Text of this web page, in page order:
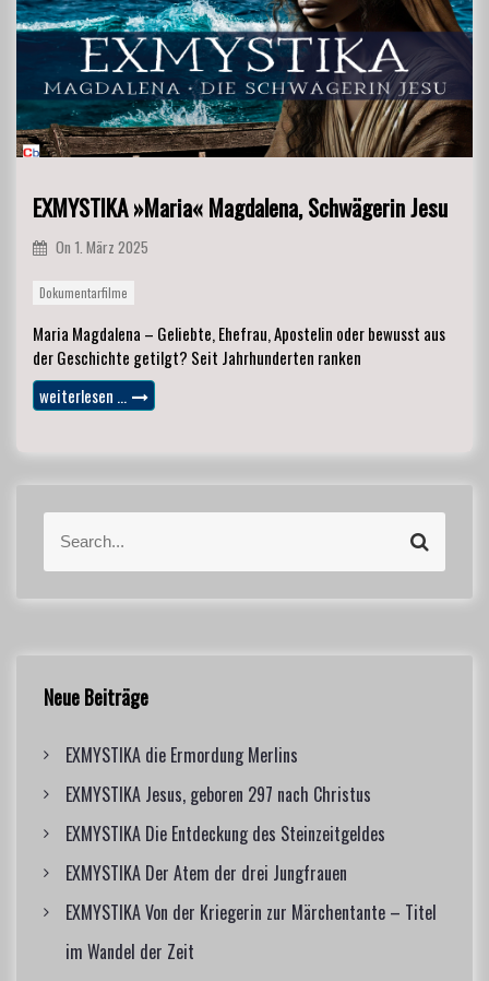
EXMYSTIKA »Maria« Magdalena, Schwägerin Jesu
On 1. März 2025
Dokumentarfilme
Maria Magdalena – Geliebte, Ehefrau, Apostelin oder bewusst aus
der Geschichte getilgt? Seit Jahrhunderten ranken
weiterlesen …
a
r
o
:
S
r
Neue Beiträge
EXMYSTIKA die Ermordung Merlins
EXMYSTIKA Jesus, geboren 297 nach Christus
EXMYSTIKA Die Entdeckung des Steinzeitgeldes
EXMYSTIKA Der Atem der drei Jungfrauen
EXMYSTIKA Von der Kriegerin zur Märchentante – Titel
im Wandel der Zeit